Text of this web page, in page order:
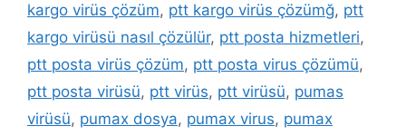
kargo virüs çözüm, ptt kargo virüs çözümğ, ptt
kargo virüsü nasıl çözülür, ptt posta hizmetleri,
ptt posta virüs çözüm, ptt posta virus çözümü,
ptt posta virüsü, ptt virüs, ptt virüsü, pumas
virüsü, pumax dosya, pumax virus, pumax